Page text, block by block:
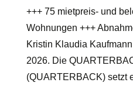
+++ 75 mietpreis- und
Wohnungen +++
Kristin Klaudia
2026. Die
(QUARTERBACK) setzt